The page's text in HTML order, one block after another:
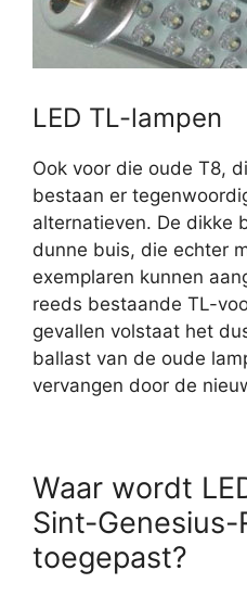
LED TL-lampen
Ook voor die oude T8,
bestaan er
alternatieven. De dikke
dunne buis, die echter
exemplaren kunnen
reeds bestaande TL-
gevallen volstaat het
ballast van de oude
vervangen door de
Waar wordt
Sint-Genesius-
toegepast?